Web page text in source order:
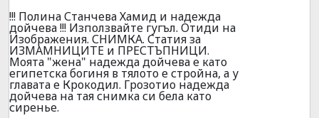
!!! Полина Станчева Хамид и надежда
дойчева !!! Използвайте гугъл. Отиди на
Изображения. СНИМКА. Статия за
ИЗМАМНИЦИТЕ и ПРЕСТЪПНИЦИ.
Моята "жена" надежда дойчева е като
египетска богиня в тялото е стройна, а у
главата е Крокодил. Грозотио надежда
дойчева на тая снимка си бела като
сиренье.